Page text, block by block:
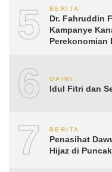
5 BERITA
Dr. Fahruddin
Kampanye
Perekonomian
6 OPINI
Idul Fitri dan
7 BERITA
Penasihat
Hijaz di